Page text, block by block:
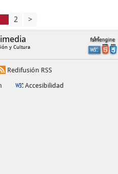
2 >
y Cultura
Redifusión RSS
Accesibilidad